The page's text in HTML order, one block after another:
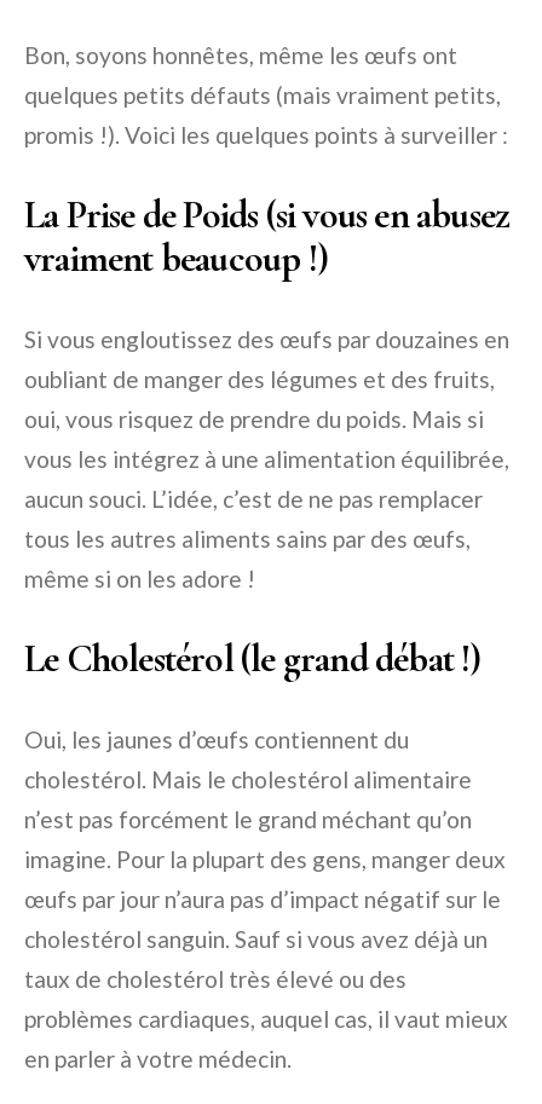
Bon, soyons honnêtes, même les œufs ont
quelques petits défauts (mais vraiment petits,
promis !). Voici les quelques points à surveiller :
La Prise de Poids (si vous en abusez
vraiment beaucoup !)
Si vous engloutissez des œufs par douzaines en
oubliant de manger des légumes et des fruits,
oui, vous risquez de prendre du poids. Mais si
vous les intégrez à une alimentation équilibrée,
aucun souci. L’idée, c’est de ne pas remplacer
tous les autres aliments sains par des œufs,
même si on les adore !
Le Cholestérol (le grand débat !)
Oui, les jaunes d’œufs contiennent du
cholestérol. Mais le cholestérol alimentaire
n’est pas forcément le grand méchant qu’on
imagine. Pour la plupart des gens, manger deux
œufs par jour n’aura pas d’impact négatif sur le
cholestérol sanguin. Sauf si vous avez déjà un
taux de cholestérol très élevé ou des
problèmes cardiaques, auquel cas, il vaut mieux
en parler à votre médecin.